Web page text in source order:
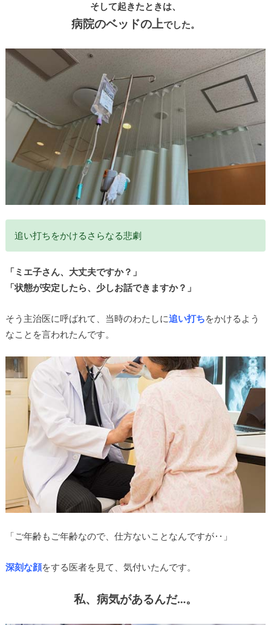
そして起きたときは、
病院のベッドの上でした。
追い打ちをかけるさらなる悲劇
「ミエ子さん、大丈夫ですか？」
「状態が安定したら、少しお話できますか？」
そう主治医に呼ばれて、当時のわたしに追い打ちをかけるよう
なことを言われたんです。
「ご年齢もご年齢なので、仕方ないことなんですが‥」
深刻な顔をする医者を見て、気付いたんです。
私、病気があるんだ…。